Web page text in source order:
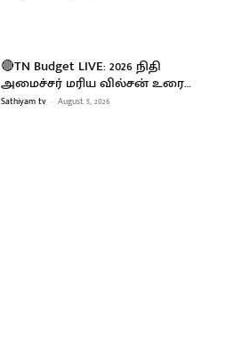
🔴TN Budget LIVE: 2026 நிதி
அமைச்சர் மரிய வில்சன் உரை…
Sathiyam tv - August 5, 2026